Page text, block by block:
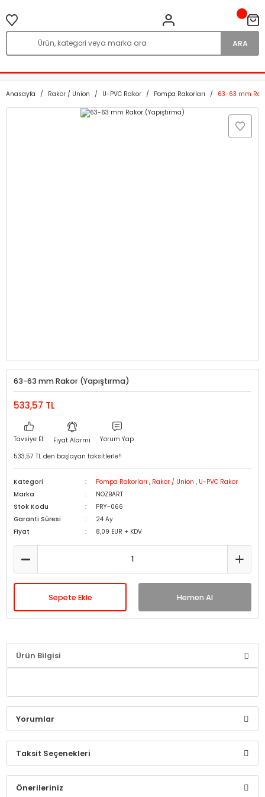
ARA
Anasayfa Rakor / Union U-PVC Rakor Pompa Rakorları 63-63 mm
63-63 mm Rakor (Yapıştırma)
533,57 TL
Tavsiye Et Fiyat Alarmı
Yorum Yap
533,57 TL den başlayan taksitlerle!!
Kategori Pompa Rakorları , Rakor / Union , U-PVC Rakor
Marka
NOZBART
Stok Kodu
PRY-066
Garanti Süresi
24 Ay
Fiyat
8,09 EUR + KDV
Sepete Ekle Hemen Al
Ürün Bilgisi
Yorumlar
Bu ürüne ilk yorumu siz yapın!
Taksit Seçenekleri
Önerileriniz